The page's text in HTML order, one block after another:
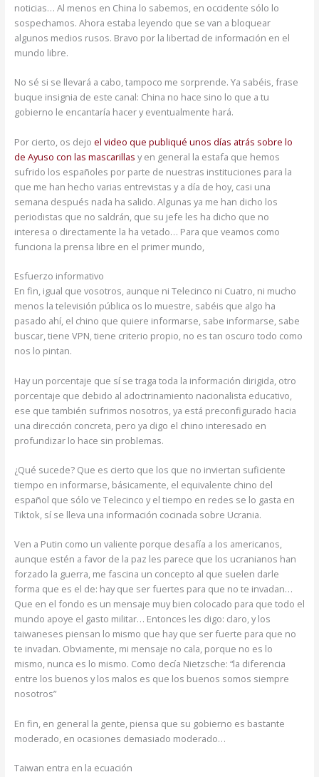
noticias… Al menos en China lo sabemos, en occidente sólo lo
sospechamos. Ahora estaba leyendo que se van a bloquear
algunos medios rusos. Bravo por la libertad de información en el
mundo libre.
No sé si se llevará a cabo, tampoco me sorprende. Ya sabéis, frase
buque insignia de este canal: China no hace sino lo que a tu
gobierno le encantaría hacer y eventualmente hará.
Por cierto, os dejo el video que publiqué unos días atrás sobre lo
de Ayuso con las mascarillas y en general la estafa que hemos
sufrido los españoles por parte de nuestras instituciones para la
que me han hecho varias entrevistas y a día de hoy, casi una
semana después nada ha salido. Algunas ya me han dicho los
periodistas que no saldrán, que su jefe les ha dicho que no
interesa o directamente la ha vetado… Para que veamos como
funciona la prensa libre en el primer mundo,
Esfuerzo informativo
En fin, igual que vosotros, aunque ni Telecinco ni Cuatro, ni mucho
menos la televisión pública os lo muestre, sabéis que algo ha
pasado ahí, el chino que quiere informarse, sabe informarse, sabe
buscar, tiene VPN, tiene criterio propio, no es tan oscuro todo como
nos lo pintan.
Hay un porcentaje que sí se traga toda la información dirigida, otro
porcentaje que debido al adoctrinamiento nacionalista educativo,
ese que también sufrimos nosotros, ya está preconfigurado hacia
una dirección concreta, pero ya digo el chino interesado en
profundizar lo hace sin problemas.
¿Qué sucede? Que es cierto que los que no inviertan suficiente
tiempo en informarse, básicamente, el equivalente chino del
español que sólo ve Telecinco y el tiempo en redes se lo gasta en
Tiktok, sí se lleva una información cocinada sobre Ucrania.
Ven a Putin como un valiente porque desafía a los americanos,
aunque estén a favor de la paz les parece que los ucranianos han
forzado la guerra, me fascina un concepto al que suelen darle
forma que es el de: hay que ser fuertes para que no te invadan…
Que en el fondo es un mensaje muy bien colocado para que todo el
mundo apoye el gasto militar… Entonces les digo: claro, y los
taiwaneses piensan lo mismo que hay que ser fuerte para que no
te invadan. Obviamente, mi mensaje no cala, porque no es lo
mismo, nunca es lo mismo. Como decía Nietzsche: “la diferencia
entre los buenos y los malos es que los buenos somos siempre
nosotros”
En fin, en general la gente, piensa que su gobierno es bastante
moderado, en ocasiones demasiado moderado…
Taiwan entra en la ecuación